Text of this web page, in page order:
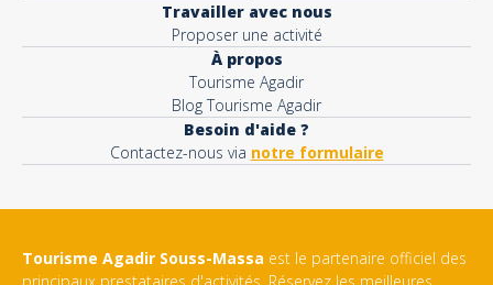
Travailler avec nous
Proposer une activité
À propos
Tourisme Agadir
Blog Tourisme Agadir
Besoin d'aide ?
Contactez-nous via notre formulaire
Tourisme Agadir Souss-Massa est le partenaire officiel des